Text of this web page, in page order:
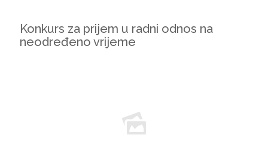
Konkurs za prijem u radni odnos na
neodređeno vrijeme